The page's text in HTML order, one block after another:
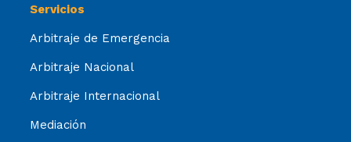
Servicios
Arbitraje de Emergencia
Arbitraje Nacional
Arbitraje Internacional
Mediación